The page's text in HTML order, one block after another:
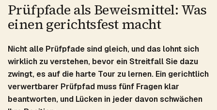
Prüfpfade als Beweismittel: Was
einen gerichtsfest macht
Nicht alle Prüfpfade sind gleich, und das lohnt sich
wirklich zu verstehen, bevor ein Streitfall Sie dazu
zwingt, es auf die harte Tour zu lernen. Ein gerichtlich
verwertbarer Prüfpfad muss fünf Fragen klar
beantworten, und Lücken in jeder davon schwächen